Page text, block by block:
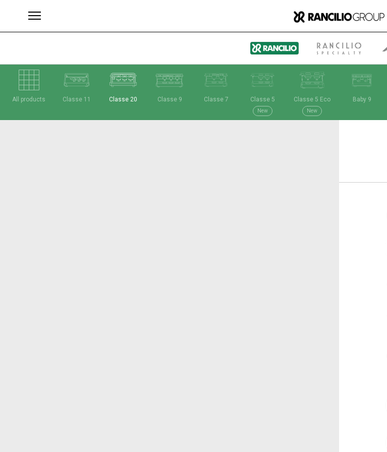
All products Classe 11 Classe 20 Classe 9 Classe 7 Classe 5
New
Classe 5 Eco
New
Baby 9
Brands Group